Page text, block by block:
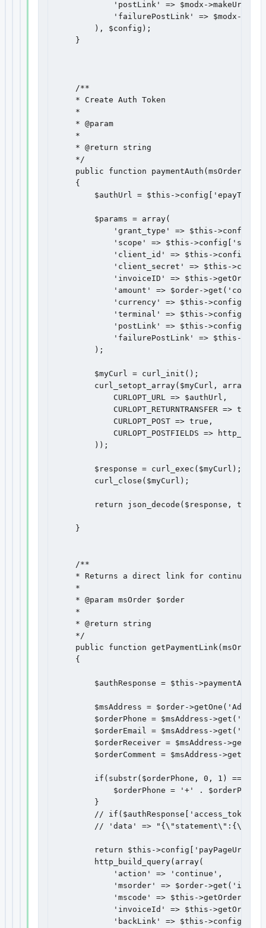
'postLink' => $modx-
'failurePostLink' => $modx-
        ), $config);
    }
    /**
    * Create Auth Token
    *
    * @param
    *
    * @return string
    */
public function paymentAuth(msOrder
    {
$authUrl = $this-
        $params = array(
'grant_type' => $this-
'scope' => $this-
'client_id' => $this-
'client_secret' => $this-
'invoiceID' => $this-
            'amount' => $order->get('cost'),
'currency' => $this-
'terminal' => $this-
'postLink' => $this-
'failurePostLink' => $this-
        );
        $myCurl = curl_init();
        curl_setopt_array($myCurl, array(
            CURLOPT_URL => $authUrl,
            CURLOPT_RETURNTRANSFER => true,
            CURLOPT_POST => true,
CURLOPT_POSTFIELDS =>
        ));
        $response = curl_exec($myCurl);
        curl_close($myCurl);
        return json_decode($response, true);
    }
    /**
* Returns a direct link for continue
    *
    * @param msOrder $order
    *
    * @return string
    */
public function getPaymentLink(msOrder
    {
$authResponse = $this-
$msAddress = $order-
$orderPhone = $msAddress-
$orderEmail = $msAddress-
$orderReceiver = $msAddress-
$orderComment = $msAddress-
if(substr($orderPhone, 0, 1) ==
            $orderPhone = '+' . $orderPhone;
        }
        // if($authResponse['access_token'])
// 'data' =>
return $this->config['payPageUrl']
        http_build_query(array(
            'action' => 'continue',
            'msorder' => $order->get('id'),
'mscode' => $this-
'invoiceId' => $this-
'backLink' => $this-